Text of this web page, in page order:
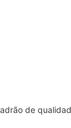
de